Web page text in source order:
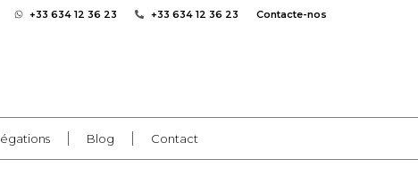
+33 634 12 36 23 +33 634 12 36 23 Contacte-nos
Blog Contact